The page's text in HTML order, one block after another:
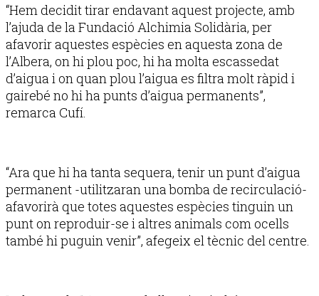
“Hem decidit tirar endavant aquest projecte, amb
l’ajuda de la Fundació Alchimia Solidària, per
afavorir aquestes espècies en aquesta zona de
l’Albera, on hi plou poc, hi ha molta escassedat
d’aigua i on quan plou l’aigua es filtra molt ràpid i
gairebé no hi ha punts d’aigua permanents”,
remarca Cufí.
“Ara que hi ha tanta sequera, tenir un punt d’aigua
permanent -utilitzaran una bomba de recirculació-
afavorirà que totes aquestes espècies tinguin un
punt on reproduir-se i altres animals com ocells
també hi puguin venir”, afegeix el tècnic del centre.